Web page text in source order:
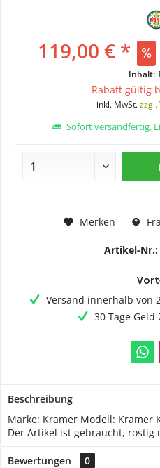
119,00 € *
Inhalt:
Rabatt gültig
inkl. MwSt.zzgl.
Sofort versandfertig,
Merken
Artikel-Nr.:
Versand innerhalb von
30 Tage
Beschreibung
Marke: Kramer Modell: Kramer
Der Artikel ist gebraucht, rostig
Bewertungen
0